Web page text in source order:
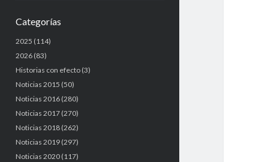
r
Categorías
2025 (114)
2026(83)
Historias con efecto(3)
Noticias 2015 (50)
Noticias 2016(280)
Noticias 2017(270)
Noticias 2018(262)
Noticias 2019(297)
Noticias 2020(117)